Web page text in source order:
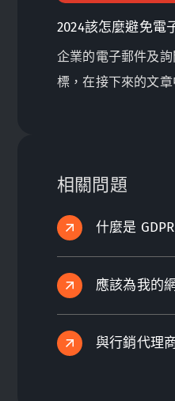
2024該怎麼避免電
企業的電子郵件及
標，在接下來的文
相關問題
什麼是
應該為我的
與行銷代理